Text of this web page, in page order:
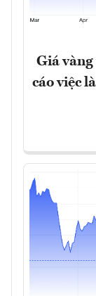
Giá
cáo việc